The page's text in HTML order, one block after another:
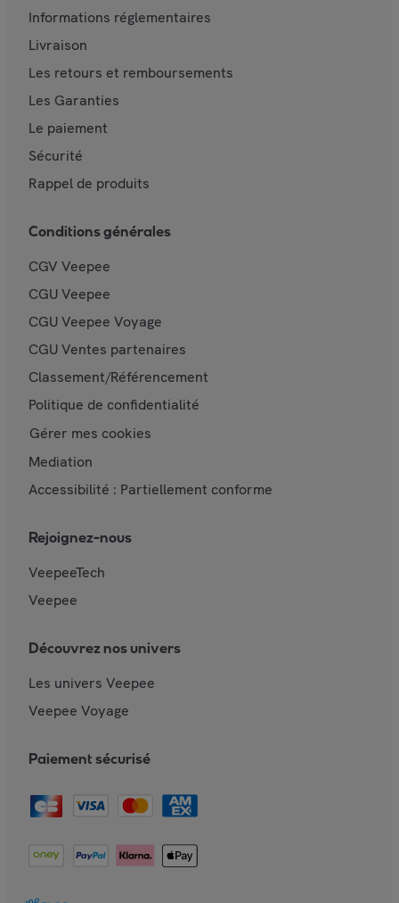
Informations réglementaires
Livraison
Les retours et remboursements
Les Garanties
Le paiement
Sécurité
Rappel de produits
Conditions générales
CGV Veepee
CGU Veepee
CGU Veepee Voyage
CGU Ventes partenaires
Classement/Référencement
Politique de confidentialité
Gérer mes cookies
Mediation
Accessibilité : Partiellement conforme
Rejoignez-nous
VeepeeTech
Veepee
Découvrez nos univers
Les univers Veepee
Veepee Voyage
Paiement sécurisé